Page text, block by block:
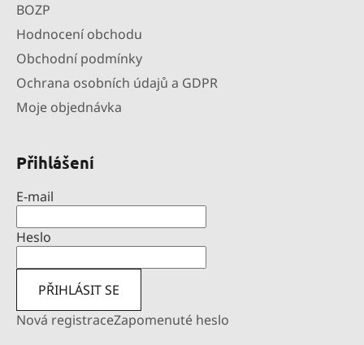
BOZP
Hodnocení obchodu
Obchodní podmínky
Ochrana osobních údajů a GDPR
Moje objednávka
Přihlášení
E-mail
Heslo
PŘIHLÁSIT SE
Nová registraceZapomenuté heslo